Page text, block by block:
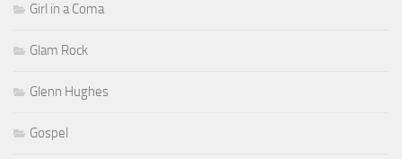
Girl in a Coma
Glam Rock
Glenn Hughes
Gospel